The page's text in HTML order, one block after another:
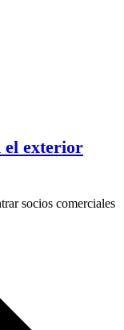
el exterior
socios comerciales